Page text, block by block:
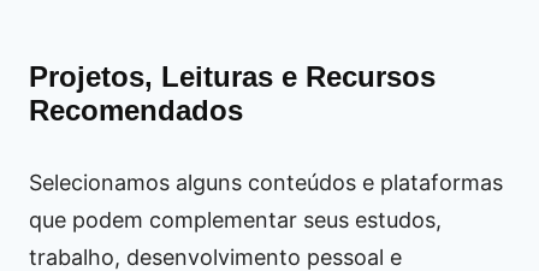
Projetos, Leituras e Recursos
Recomendados
Selecionamos alguns conteúdos e plataformas
que podem complementar seus estudos,
trabalho, desenvolvimento pessoal e